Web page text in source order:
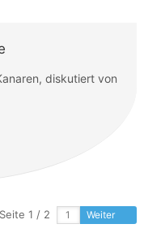
diskutiert von
Seite 1 / 2 Weiter